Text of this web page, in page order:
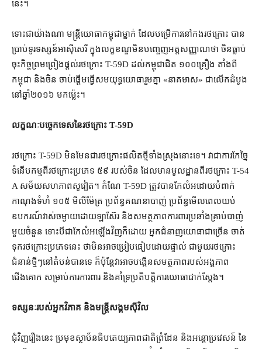
នេះ។
ទោះជា​យ៉ាងណា មន្ត្រី​យោធា​កម្ពុជា​ម្នាក់ ដែល​បម្រើការ​នៅ​កងរថក្រោះ បាន​
ប្រាប់​ទូរទស្សន៍​អាស៊ីសេរី ក្នុង​លក្ខខណ្ឌ​មិន​បញ្ចេញ​អត្តសញ្ញាណ​ថា ចិន​ធ្លាប់​
ចុះ​កិច្ចព្រមព្រៀង​ផ្ដល់​រថក្រោះ T-59D ដល់​កម្ពុជា​ជិត ១០០​គ្រឿង តាំងពី​
កម្ពុជា និង​ចិន ចាប់​ផ្ដើម​ធ្វើ​សមយុទ្ធ​យោធា​រួមគ្នា «​នាគ​មាស​» ជា​លើកដំបូង​
នៅ​ឆ្នាំ​២០១៦ មក​ម្ល៉េះ។
លក្ខណៈ​បច្ចេកទេស​នៃ​រថក្រោះ T-59D
រថក្រោះ T-59D មិនមែន​ជា​រថក្រោះ​ផលិត​ថ្មី​ទាំងស្រុង​នោះ​ទេ​។ វា​ជា​ការ​កែច្នៃ​
ទំនើបកម្ម​ពី​រថក្រោះ​ប្រភេទ ៥៩ របស់​ចិន ដែល​មាន​មូលដ្ឋាន​ពី​រថក្រោះ T-54
A សម័យ​សហភាពសូវៀត​។ កំណែ T-59D ត្រូវ​បាន​កែលំអ​ដោយ​បំពាក់​
កាណុង​ទំហំ ១០៥ មី​លី​ម៉ែត្រ ប្រព័ន្ធ​គណនា​បាញ់ ប្រព័ន្ធ​មើល​ពេលយប់
ឧបករណ៍​វាស់​ចម្ងាយ​ដោយ​ឡាស៊ែរ និង​សមត្ថភាព​ការពារ​ប្រឆាំង​គ្រាប់​បាញ់​
មួយចំនួន ទោះបីជា​កែលំអ​ឡើងវិញ​ក៏ដោយ អ្នកជំនាញ​យោធា​ជាច្រើន ចាត់
ទុក​រថក្រោះ​ប្រភេទ​នេះ ថា​មិនអាច​ប្រៀបធៀប​ដោយ​ផ្ទាល់ ជាមួយ​រថក្រោះ​
ជំនាន់​ថ្មីៗ​នៅ​តំបន់​បានទេ ក៏ប៉ុន្តែ​វា​អាច​បង្កើន​សមត្ថភាព​របស់​អង្គភាព​
ជើងគោក សម្រាប់​ការ​ការពារ និង​គាំទ្រ​ប្រតិបត្តិការ​យោធា​ជាក់ស្ដែង។
ទស្សនៈ​របស់​អ្នកវិភាគ និង​មន្ត្រី​សង្គម​ស៊ីវិល
ជុំវិញ​រឿង​នេះ ប្រមុខ​ស្ថាប័ន​ធិបតេយ្យភាព​ជាតិ​ព្រំដែន និង​អន្តោប្រវេសន៍ នៃ​